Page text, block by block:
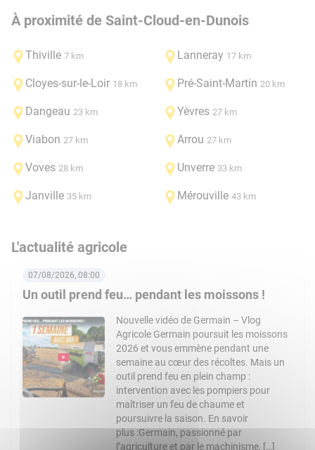
À proximité de Saint-Cloud-en-Dunois
Thiville 7 km Lanneray 17 km
Cloyes-sur-le-Loir 18 km Pré-Saint-Martin 20 km
Dangeau 23 km Yèvres 27 km
Viabon 27 km Arrou 27 km
Voves 28 km Unverre 33 km
Janville 35 km Mérouville 43 km
L'actualité agricole
Un outil prend feu… pendant les moissons !
07/08/2026, 08:00
Nouvelle vidéo de Germain – Vlog
Agricole Germain poursuit les moissons
2026 et vous emmène pendant une
semaine au cœur des récoltes. Mais un
outil prend feu en plein champ :
intervention avec les pompiers pour
maîtriser un feu de chaume et
poursuivre la saison. En savoir
plus :Germain, passionné par
l’agriculture et par le machinisme, […]